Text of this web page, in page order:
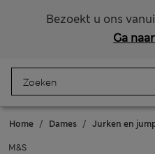
Bezoekt u ons
Ga
Home Dames Jurken en
M&S